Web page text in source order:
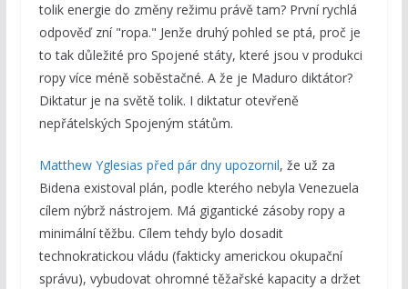
tolik energie do změny režimu právě tam? První rychlá
odpověď zní "ropa." Jenže druhý pohled se ptá, proč je
to tak důležité pro Spojené státy, které jsou v produkci
ropy více méně soběstačné. A že je Maduro diktátor?
Diktatur je na světě tolik. I diktatur otevřeně
nepřátelských Spojeným státům.
Matthew Yglesias před pár dny upozornil, že už za
Bidena existoval plán, podle kterého nebyla Venezuela
cílem nýbrž nástrojem. Má gigantické zásoby ropy a
minimální těžbu. Cílem tehdy bylo dosadit
technokratickou vládu (fakticky americkou okupační
správu), vybudovat ohromné těžařské kapacity a držet